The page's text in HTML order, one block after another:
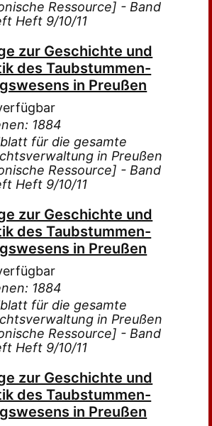
Ressource] - Band
Heft 9/10/11
zur Geschichte und
des Taubstummen-
in Preußen
1884
für die gesamte
in Preußen
Ressource] - Band
Heft 9/10/11
zur Geschichte und
des Taubstummen-
in Preußen
1884
für die gesamte
in Preußen
Ressource] - Band
Heft 9/10/11
zur Geschichte und
des Taubstummen-
in Preußen